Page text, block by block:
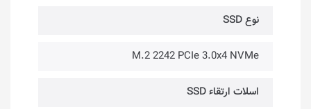
نوع SSD
M.2 2242 PCIe 3.0x4 NVMe
اسلات ارتقاء SSD